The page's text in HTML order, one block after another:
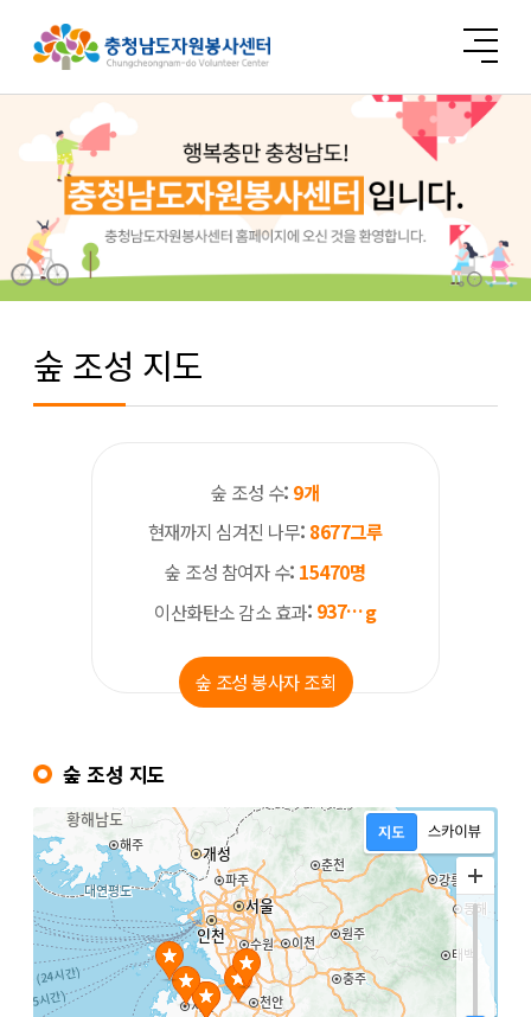
숲 조성 지도
숲 조성 수 9개
현재까지 심겨진 나무 8677그루
숲 조성 참여자 수 15470명
숲 조성 봉사자 조회
이산화탄소 감소 효과 93788066882.15251 g
숲 조성 지도